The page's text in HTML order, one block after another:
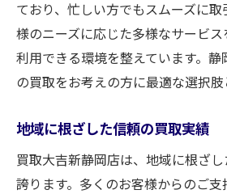
ており、忙しい方でもスムーズに
様のニーズに応じた多様なサービ
利用できる環境を整えています。
の買取をお考えの方に最適な選択肢
地域に根ざした信頼の買取実績
買取大吉新静岡店は、地域に根ざ
誇ります。多くのお客様からのご